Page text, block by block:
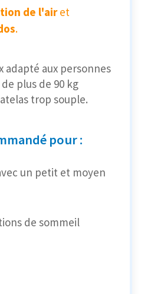
de l'airet
.
adapté aux personnes
plus de 90 kg
trop souple.
pour :
un petit et moyen
de sommeil